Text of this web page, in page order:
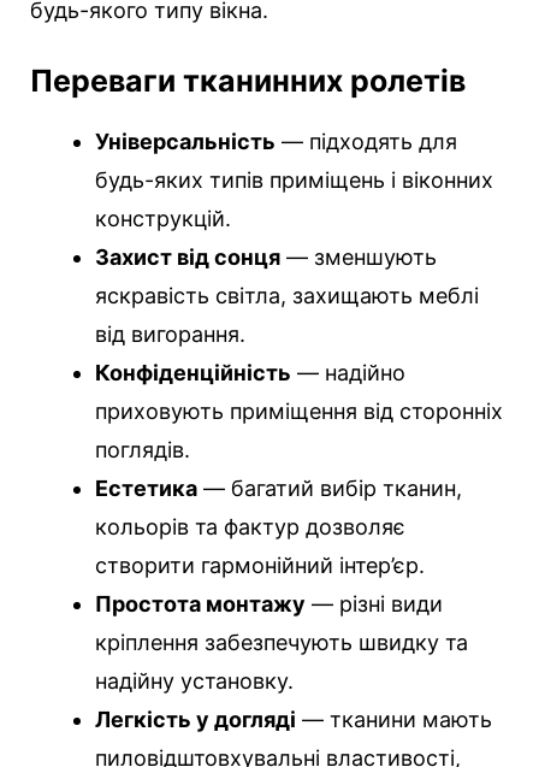
будь-якого типу вікна.
Переваги тканинних ролетів
Універсальність — підходять для
будь-яких типів приміщень і віконних
конструкцій.
Захист від сонця — зменшують
яскравість світла, захищають меблі
від вигорання.
Конфіденційність — надійно
приховують приміщення від сторонніх
поглядів.
Естетика — багатий вибір тканин,
кольорів та фактур дозволяє
створити гармонійний інтер’єр.
Простота монтажу — різні види
кріплення забезпечують швидку та
надійну установку.
Легкість у догляді — тканини мають
пиловідштовхувальні властивості,